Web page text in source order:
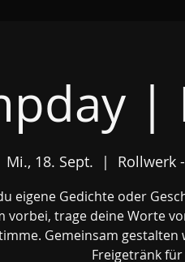
|
Mi., 18. Sept.
  |
Rollwerk
eigene Gedichte oder
vorbei, trage deine Worte
Gemeinsam gestalten
Freigetränk